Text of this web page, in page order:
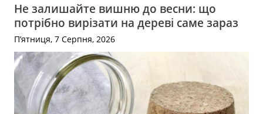
Не залишайте вишню до весни: що
потрібно вирізати на дереві саме зараз
П’ятниця, 7 Серпня, 2026